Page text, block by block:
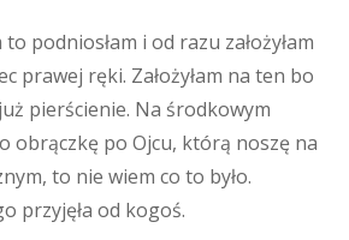
to podniosłam i od razu założyłam
prawej ręki. Założyłam na ten bo
pierścienie. Na środkowym
obrączkę po Ojcu, którą noszę na
to nie wiem co to było.
przyjęła od kogoś.